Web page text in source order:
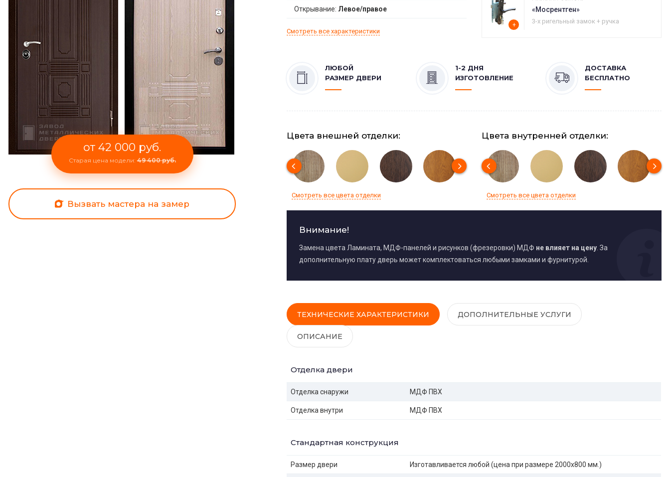
от 42 000 руб.
Старая цена модели:49 400 руб.
Вызвать мастера на замер
Открывание: Левое/правое
Смотреть все характеристики
+
«Мосрентген»
3-х ригельный замок + ручка
ЛЮБОЙ
РАЗМЕР ДВЕРИ
1-2 ДНЯ
ИЗГОТОВЛЕНИЕ
ДОСТАВКА
БЕСПЛАТНО
Цвета внешней отделки:
Смотреть все цвета отделки
Цвета внутренней отделки:
Смотреть все цвета отделки
Внимание!
Замена цвета Ламината, МДФ-панелей и рисунков (фрезеровки) МДФ не влияет на цену . За
дополнительную плату дверь может комплектоваться любыми замками и фурнитурой.
ТЕХНИЧЕСКИЕ ХАРАКТЕРИСТИКИ ДОПОЛНИТЕЛЬНЫЕ УСЛУГИ
ОПИСАНИЕ
Отделка двери
Отделка снаружи МДФ ПВХ
Отделка внутри МДФ ПВХ
Стандартная конструкция
Размер двери Изготавливается любой (цена при размере 2000x800 мм.)